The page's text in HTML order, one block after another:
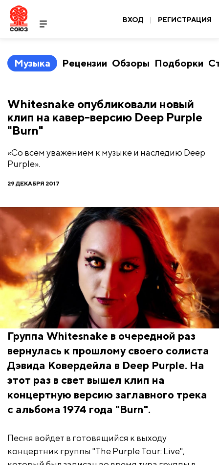
ВХОД | РЕГИСТРАЦИЯ
Музыка Рецензии Обзоры Подборки
Whitesnake опубликовали новый
клип на кавер-версию Deep Purple
"Burn"
«Со всем уважением к музыке и наследию Deep
Purple».
29 ДЕКАБРЯ 2017
Группа Whitesnake в очередной раз
вернулась к прошлому своего солиста
Дэвида Ковердейла в Deep Purple. На
этот раз в свет вышел клип на
концертную версию заглавного трека
с альбома 1974 года "Burn".
Песня войдет в готовящийся к выходу
концертник группы "The Purple Tour: Live",